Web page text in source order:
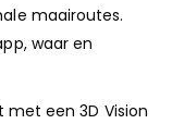
maairoutes.
waar en
met een 3D Vision